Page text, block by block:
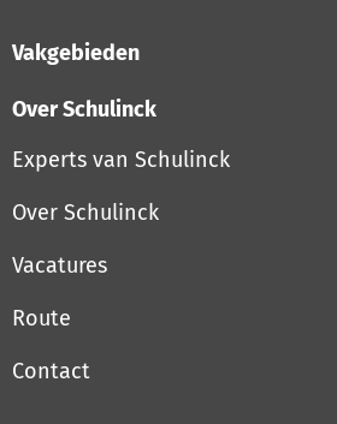
Vakgebieden
Over Schulinck
Experts van Schulinck
Over Schulinck
Vacatures
Route
Contact